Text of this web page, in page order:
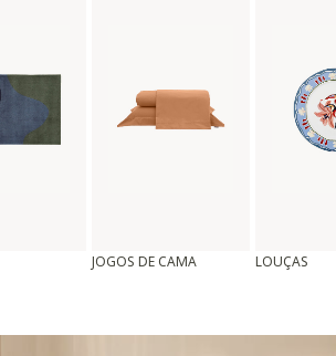
JOGOS DE CAMA LOUÇAS